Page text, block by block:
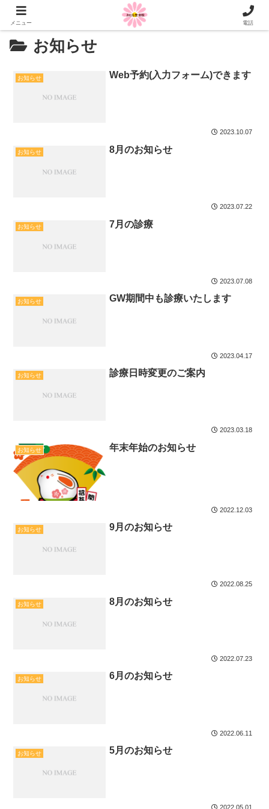
お知らせ
お知らせ Web予約(入力フォーム)できます
2023.10.07
お知らせ 8月のお知らせ
2023.07.22
お知らせ 7月の診療
2023.07.08
お知らせ GW期間中も診療いたします
2023.04.17
お知らせ 診療日時変更のご案内
2023.03.18
お知らせ 年末年始のお知らせ
2022.12.03
お知らせ 9月のお知らせ
2022.08.25
お知らせ 8月のお知らせ
2022.07.23
お知らせ 6月のお知らせ
2022.06.11
お知らせ 5月のお知らせ
2022.05.01
メニュー 電話